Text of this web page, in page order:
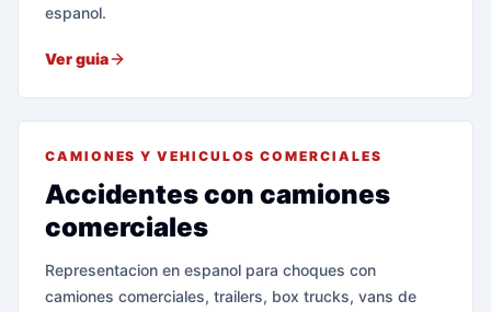
espanol.
Ver guia
CAMIONES Y VEHICULOS COMERCIALES
Accidentes con camiones
comerciales
Representacion en espanol para choques con
camiones comerciales, trailers, box trucks, vans de